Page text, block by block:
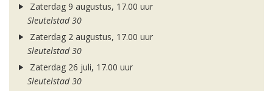
Zaterdag 9 augustus, 17.00 uur
Sleutelstad 30
Zaterdag 2 augustus, 17.00 uur
Sleutelstad 30
Zaterdag 26 juli, 17.00 uur
Sleutelstad 30